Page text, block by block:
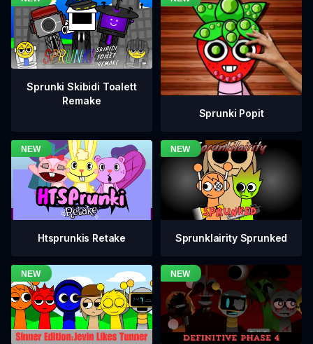
Sprunki Skibidi Toalett
Remake
Sprunki Popit
Htsprunkis Retake Sprunklairity Sprunked